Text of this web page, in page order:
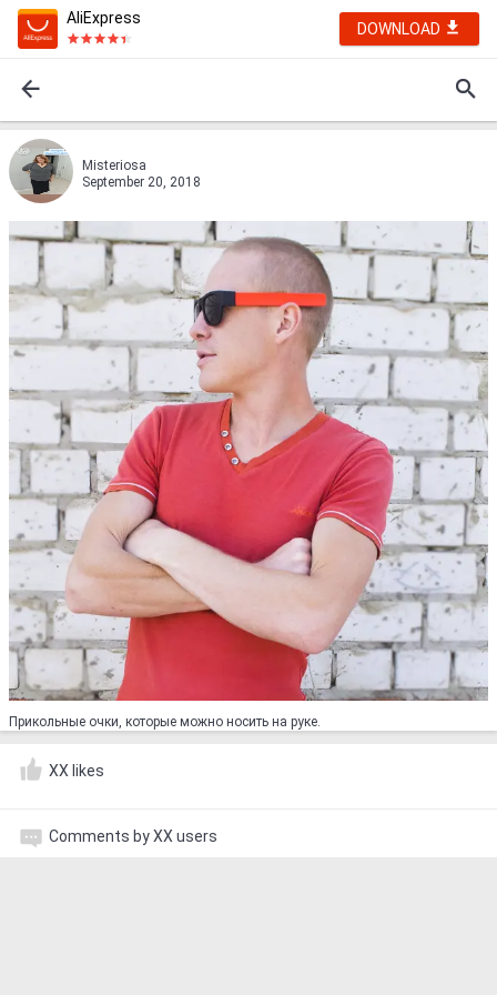
AliExpress
DOWNLOAD
Misteriosa
September 20, 2018
Прикольные очки, которые можно носить на руке.
XX likes
Comments by XX users